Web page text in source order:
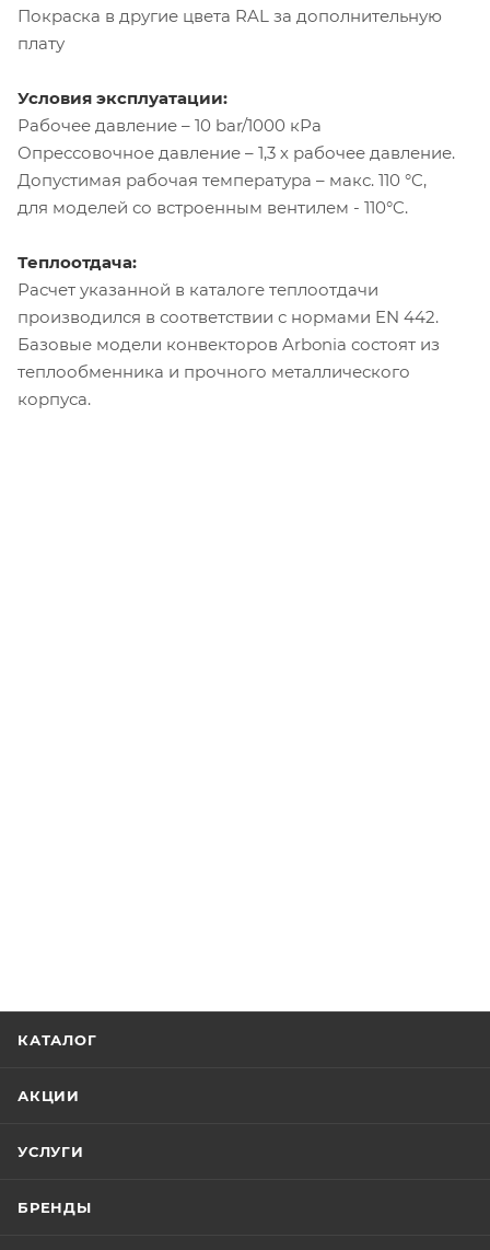
Покраска в другие цвета RAL за дополнительную
плату
Условия эксплуатации:
Рабочее давление – 10 bar/1000 кРа
Опрессовочное давление – 1,3 х рабочее давление.
Допустимая рабочая температура – макс. 110 °C,
для моделей со встроенным вентилем - 110°C.
Теплоотдача:
Расчет указанной в каталоге теплоотдачи
производился в соответствии с нормами EN 442.
Базовые модели конвекторов Arbonia состоят из
теплообменника и прочного металлического
корпуса.
КАТАЛОГ
АКЦИИ
УСЛУГИ
БРЕНДЫ